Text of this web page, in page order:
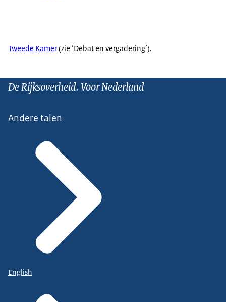
Tweede Kamer(zie ‘Debat en vergadering’).
De Rijksoverheid. Voor Nederland
Andere talen
English